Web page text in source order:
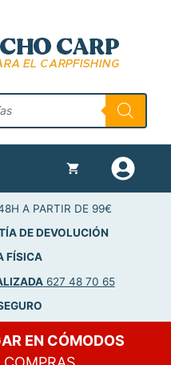
A PARTIR DE 99€
DE DEVOLUCIÓN
FÍSICA
627 48 70 65
EN CÓMODOS